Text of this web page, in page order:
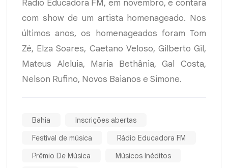
Rádio Educadora FM, em novembro, e contará
com show de um artista homenageado. Nos
últimos anos, os homenageados foram Tom
Zé, Elza Soares, Caetano Veloso, Gilberto Gil,
Mateus Aleluia, Maria Bethânia, Gal Costa,
Nelson Rufino, Novos Baianos e Simone.
Bahia
Inscrições abertas
Festival de música
Rádio Educadora FM
Prêmio De Música
Músicos Inéditos